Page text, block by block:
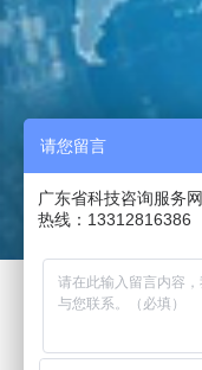
请您留言
广东省科技咨询服务网
热线：13312816386